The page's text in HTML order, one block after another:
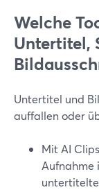
Welche
Untertitel,
Untertitel und
auffallen oder
Mit AI
Aufnahme